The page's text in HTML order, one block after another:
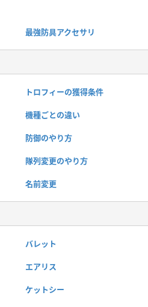
最強防具アクセサリ
トロフィーの獲得条件
機種ごとの違い
防御のやり方
隊列変更のやり方
名前変更
バレット
エアリス
ケットシー